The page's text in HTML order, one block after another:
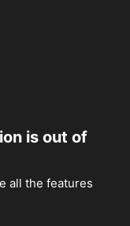
is out of
all the features